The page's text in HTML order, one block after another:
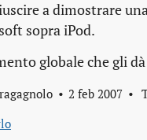
a dimostrare
sopra iPod.
globale che gli
2 feb 2007